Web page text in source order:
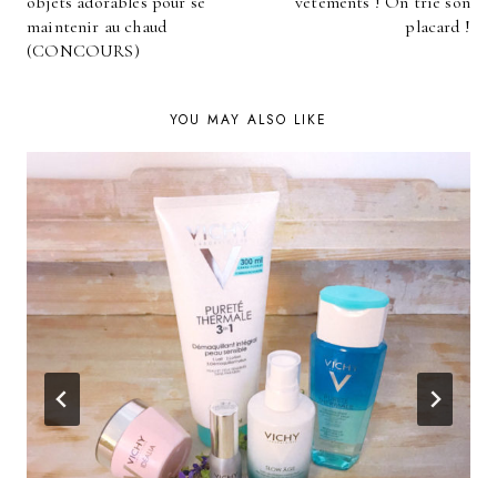
maintenir au chaud
(CONCOURS)
placard !
YOU MAY ALSO LIKE